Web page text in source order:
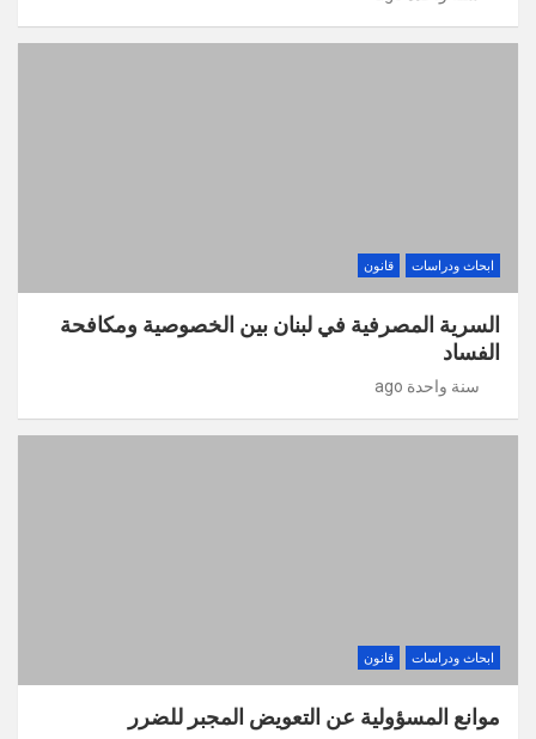
ابحاث ودراسات قانون
السرية المصرفية في لبنان بين الخصوصية ومكافحة
الفساد
سنة واحدة ago
ابحاث ودراسات قانون
موانع المسؤولية عن التعويض المجبر للضرر